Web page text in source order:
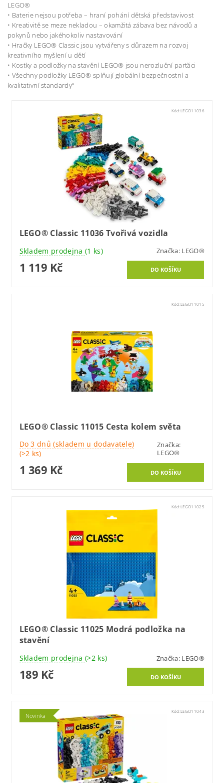
LEGO®
• Baterie nejsou potřeba – hraní pohání dětská představivost
• Kreativitě se meze nekladou – okamžitá zábava bez návodů a
pokynů nebo jakéhokoliv nastavování
• Hračky LEGO® Classic jsou vytvářeny s důrazem na rozvoj
kreativního myšlení u dětí
• Kostky a podložky na stavění LEGO® jsou nerozluční parťáci
• Všechny podložky LEGO® splňují globální bezpečnostní a
kvalitativní standardy“
Kód:LEGO11036
LEGO® Classic 11036 Tvořivá vozidla
Skladem prodejna (1 ks) Značka: LEGO®
1 119 Kč
Kód:LEGO11015
LEGO® Classic 11015 Cesta kolem světa
Do 3 dnů (skladem u dodavatele)
(>2 ks)
Značka:
LEGO®
1 369 Kč
Kód:LEGO11025
LEGO® Classic 11025 Modrá podložka na
stavění
Skladem prodejna (>2 ks) Značka: LEGO®
189 Kč
Novinka
Kód:LEGO11043